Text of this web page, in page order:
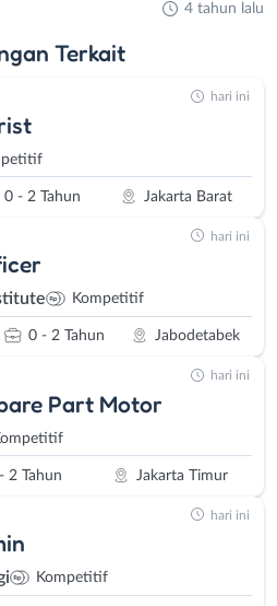
4 tahun lalu
Terkait
0 - 2 Tahun Jakarta Barat
hari ini
Kompetitif
0 - 2 Tahun Jabodetabek
hari ini
Part Motor
2 Tahun Jakarta Timur
hari ini
Kompetitif
hari ini